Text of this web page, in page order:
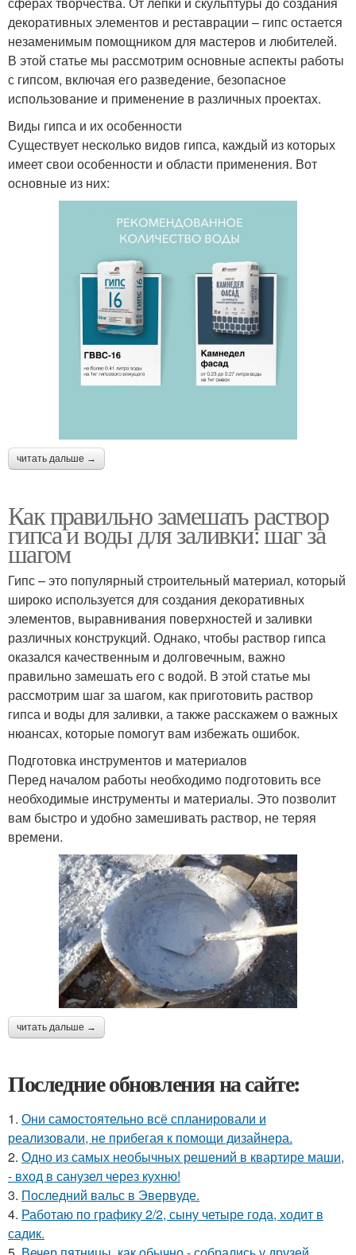
декоративных элементов и реставрации – гипс остается
незаменимым помощником для мастеров и любителей.
В этой статье мы рассмотрим основные аспекты работы
с гипсом, включая его разведение, безопасное
использование и применение в различных проектах.
Виды гипса и их особенности
Существует несколько видов гипса, каждый из которых
имеет свои особенности и области применения. Вот
основные из них:
читать дальше →
Как правильно замешать раствор
гипса и воды для заливки: шаг за
шагом
Гипс – это популярный строительный материал, который
широко используется для создания декоративных
элементов, выравнивания поверхностей и заливки
различных конструкций. Однако, чтобы раствор гипса
оказался качественным и долговечным, важно
правильно замешать его с водой. В этой статье мы
рассмотрим шаг за шагом, как приготовить раствор
гипса и воды для заливки, а также расскажем о важных
нюансах, которые помогут вам избежать ошибок.
Подготовка инструментов и материалов
Перед началом работы необходимо подготовить все
необходимые инструменты и материалы. Это позволит
вам быстро и удобно замешивать раствор, не теряя
времени.
читать дальше →
Последние обновления на сайте:
1. Они самостоятельно всё спланировали и
реализовали, не прибегая к помощи дизайнера.
2. Одно из самых необычных решений в квартире маши,
- вход в санузел через кухню!
3. Последний вальс в Эвервуде.
4. Работаю по графику 2/2, сыну четыре года, ходит в
садик.